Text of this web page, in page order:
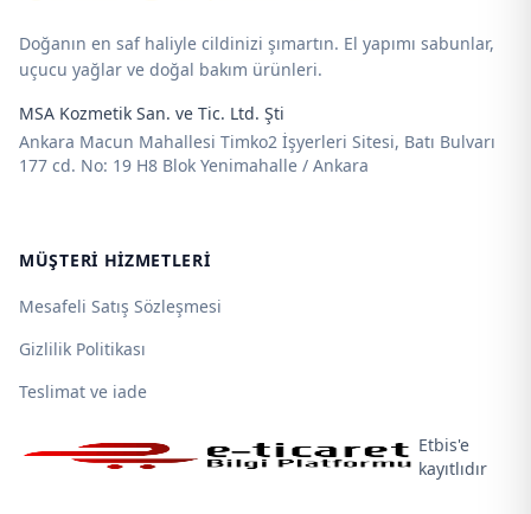
Doğanın en saf haliyle cildinizi şımartın. El yapımı sabunlar,
uçucu yağlar ve doğal bakım ürünleri.
MSA Kozmetik San. ve Tic. Ltd. Şti
Ankara Macun Mahallesi Timko2 İşyerleri Sitesi, Batı Bulvarı
177 cd. No: 19 H8 Blok Yenimahalle / Ankara
MÜŞTERI HIZMETLERI
Mesafeli Satış Sözleşmesi
Gizlilik Politikası
Teslimat ve iade
Etbis'e
kayıtlıdır